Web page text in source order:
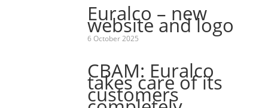
Euralco – new
website and logo
6 October 2025
CBAM: Euralco
takes care of its
customers